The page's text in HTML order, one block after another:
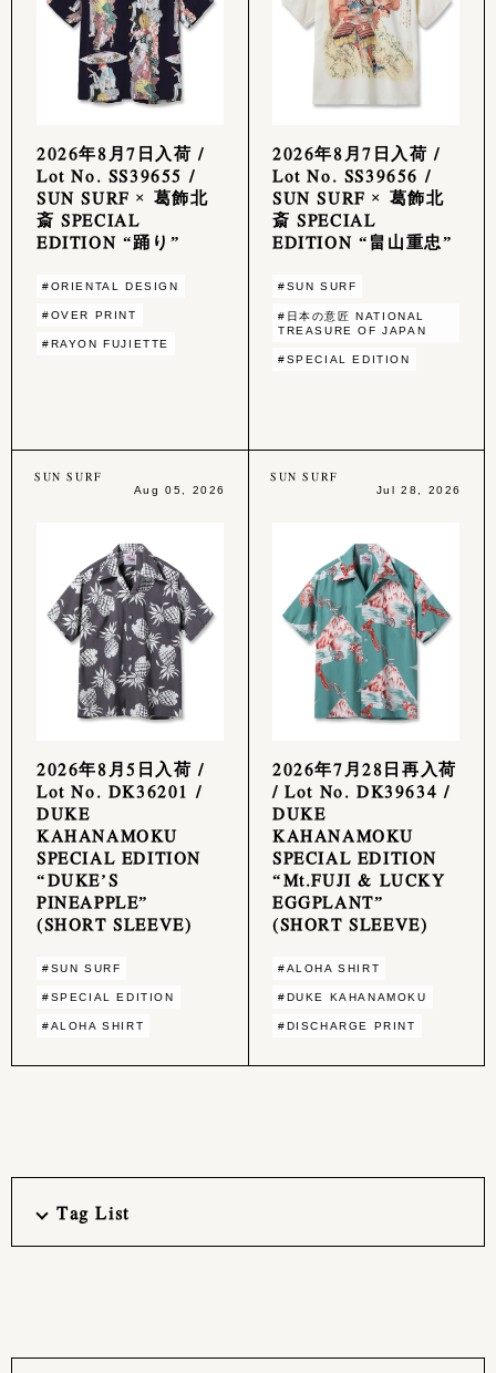
2026年8月7日入荷 /
Lot No. SS39655 /
SUN SURF × 葛飾北
斎 SPECIAL
EDITION “踊り”
#ORIENTAL DESIGN
#OVER PRINT
#RAYON FUJIETTE
2026年8月7日入荷 /
Lot No. SS39656 /
SUN SURF × 葛飾北
斎 SPECIAL
EDITION “畠山重忠”
#SUN SURF
#日本の意匠 NATIONAL
TREASURE OF JAPAN
#SPECIAL EDITION
SUN SURF
Aug 05, 2026
2026年8月5日入荷 /
Lot No. DK36201 /
DUKE
KAHANAMOKU
SPECIAL EDITION
“DUKE’S
PINEAPPLE”
(SHORT SLEEVE)
#SUN SURF
#SPECIAL EDITION
#ALOHA SHIRT
SUN SURF
Jul 28, 2026
2026年7月28日再入荷
/ Lot No. DK39634 /
DUKE
KAHANAMOKU
SPECIAL EDITION
“Mt.FUJI & LUCKY
EGGPLANT”
(SHORT SLEEVE)
#ALOHA SHIRT
#DUKE KAHANAMOKU
#DISCHARGE PRINT
Tag List